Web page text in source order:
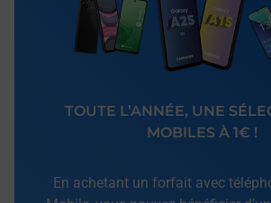
TOUTE L’ANNÉE, UNE
MOBILES À 1€ !
En achetant un forfait avec